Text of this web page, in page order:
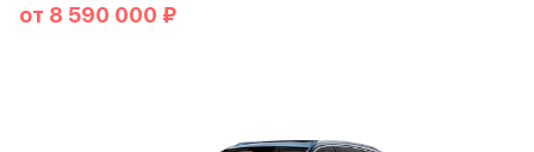
от 8 590 000 ₽